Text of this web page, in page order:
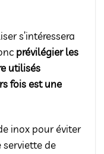
s’intéressera
prévilégier les
utilisés
fois est une
inox pour éviter
de